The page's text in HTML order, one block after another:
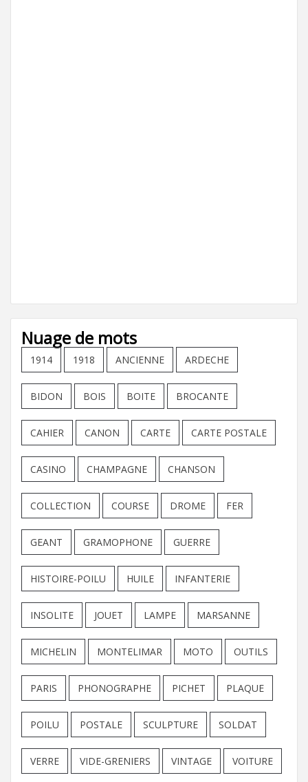
Nuage de mots
1914 1918 ANCIENNE ARDECHE
BIDON BOIS BOITE BROCANTE
CAHIER CANON CARTE CARTE POSTALE
CASINO CHAMPAGNE CHANSON
COLLECTION COURSE DROME FER
GEANT GRAMOPHONE GUERRE
HISTOIRE-POILU HUILE INFANTERIE
INSOLITE JOUET LAMPE MARSANNE
MICHELIN MONTELIMAR MOTO OUTILS
PARIS PHONOGRAPHE PICHET PLAQUE
POILU POSTALE SCULPTURE SOLDAT
VERRE VIDE-GRENIERS VINTAGE VOITURE